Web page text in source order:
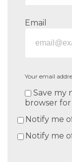
Email
Your email
Save my
browser
Notify me
Notify me